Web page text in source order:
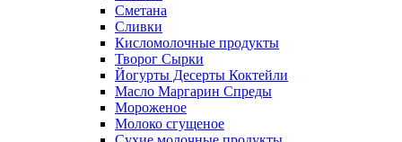
Сметана
Сливки
Кисломолочные продукты
Творог Сырки
Йогурты Десерты Коктейли
Масло Маргарин Спреды
Мороженое
Молоко сгущеное